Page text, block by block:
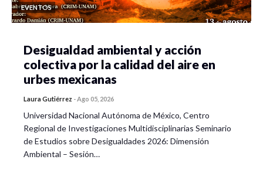
EVENTOS
Desigualdad ambiental y acción
colectiva por la calidad del aire en
urbes mexicanas
Laura Gutiérrez - Ago 05, 2026
Universidad Nacional Autónoma de México, Centro
Regional de Investigaciones Multidisciplinarias Seminario
de Estudios sobre Desigualdades 2026: Dimensión
Ambiental – Sesión…